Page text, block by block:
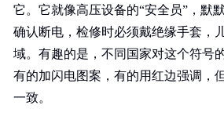
它。它就像高压设备的“安全员”，默
确认断电，检修时必须戴绝缘手套，
域。有趣的是，不同国家对这个符
有的加闪电图案，有的用红边强调，
一致。